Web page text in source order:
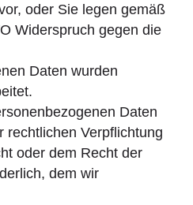
oder Sie legen gemäß
Widerspruch gegen die
Daten wurden
Daten
rechtlichen Verpflichtung
oder dem Recht der
dem wir